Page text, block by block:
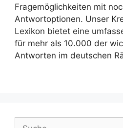
Fragemöglichkeiten mit
Antwortoptionen. Unser
Lexikon bietet eine
für mehr als 10.000 der
Antworten im deutschen
Suche